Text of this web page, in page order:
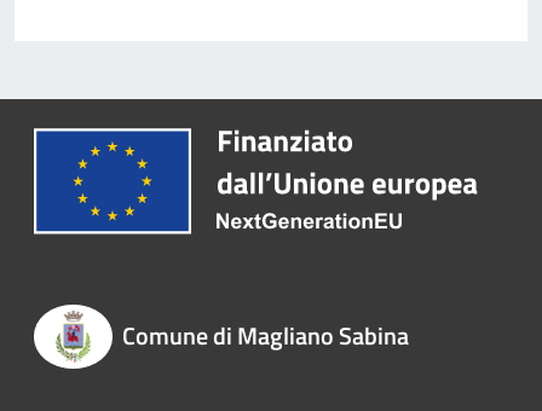
Comune di Magliano Sabina